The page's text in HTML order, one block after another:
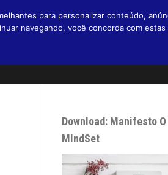
Download: Manifesto
MIndSet
para personalizar conteúdo,
navegando, você concorda com estas